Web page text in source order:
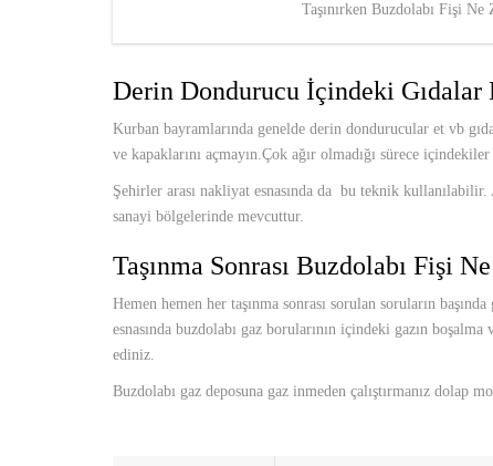
Taşınırken Buzdolabı Fişi
Derin Dondurucu İçindeki Gıdalar
Kurban bayramlarında genelde derin dondurucular et vb
ve kapaklarını açmayın.Çok ağır olmadığı sürece
Şehirler arası nakliyat esnasında da bu teknik
sanayi bölgelerinde mevcuttur.
Taşınma Sonrası Buzdolabı Fişi
Hemen hemen her taşınma sonrası sorulan soruların
esnasında buzdolabı gaz borularının içindeki gazın
ediniz.
Buzdolabı gaz deposuna gaz inmeden çalıştırmanız